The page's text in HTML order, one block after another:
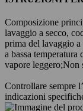
Composizione
lavaggio a secco,
prima del lavaggio a
a bassa
vapore leggero;Non
Controllare sempre
indicazioni